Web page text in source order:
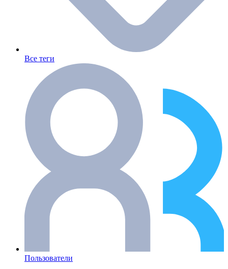
Все теги
Пользователи